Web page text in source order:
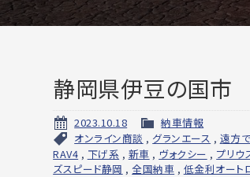
静岡県伊豆の国市
2023.10.18
納車情報
オンライン商談 , グランエース , 遠方
RAV4 , 下げ系 , 新車 , ヴォクシー , プリウ
ズスピード静岡 ,全国納車 , 低金利オート